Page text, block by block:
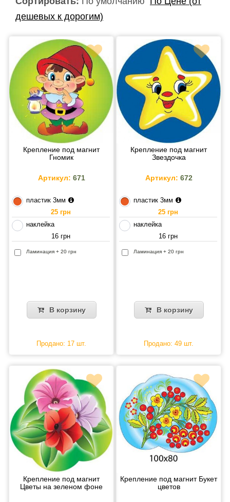
дешевых к дорогим)
Крепление под магнит
Гномик
Артикул: 671
пластик 3мм
25 грн
наклейка
16 грн
Ламинация + 20 грн
В корзину
Продано: 17 шт.
Крепление под магнит
Звездочка
Артикул: 672
пластик 3мм
25 грн
наклейка
16 грн
Ламинация + 20 грн
В корзину
Продано: 49 шт.
Крепление под магнит
Цветы на зеленом фоне
Крепление под магнит Букет
цветов